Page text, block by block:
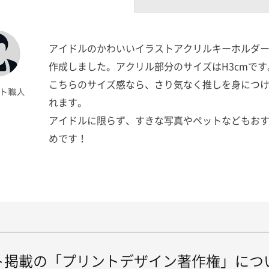
アイドルのかわいいイラストアクリルキーホルダ
作成しました。アクリル部分のサイズはH3cmです
こちらのサイズ感なら、さり気なく推しを身につ
れます。
アイドルに限らず、すきな写真やペットなどもお
めです！
掲載の「プリントデザイン著作権」につ